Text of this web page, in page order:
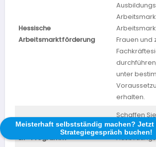
Meisterhaft selbstständig machen?
Strategiegespräch buchen!
Hessische
Arbeitsmarktförderung
Frauen und
unter
erhalten.
LIP-Programm
Schaffen
Frauen